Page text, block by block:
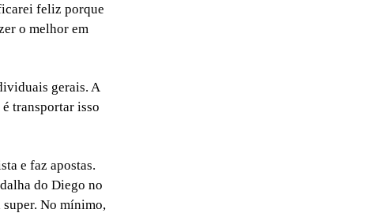
feliz porque
o melhor em
gerais. A
transportar isso
e faz apostas.
do Diego no
super. No mínimo,